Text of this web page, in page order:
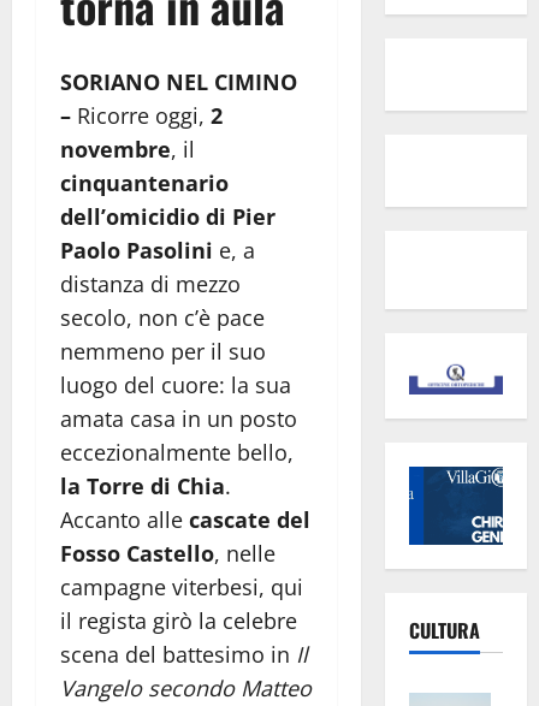
SORIANO NEL CIMINO
– Ricorre oggi, 2
novembre, il
cinquantenario
dell’omicidio di Pier
Paolo Pasolini e, a
distanza di mezzo
secolo, non c’è pace
nemmeno per il suo
luogo del cuore: la sua
amata casa in un posto
eccezionalmente bello,
la Torre di Chia.
Accanto alle cascate del
Fosso Castello, nelle
campagne viterbesi, qui
il regista girò la celebre
scena del battesimo in Il
Vangelo secondo Matteo
CULTURA